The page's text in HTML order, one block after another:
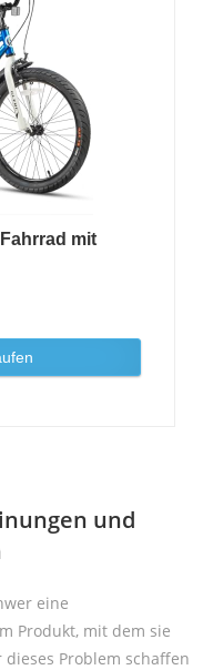
mit
und
eine
Produkt, mit dem sie
Problem schaffen